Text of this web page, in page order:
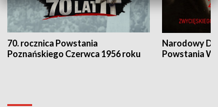
70. rocznica Powstania
Poznańskiego Czerwca 1956 roku
Narodowy
Powstania